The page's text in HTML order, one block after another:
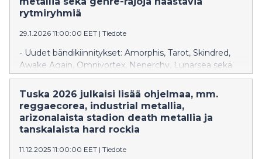
rytmiryhmiä
29.1.2026 11:00:00 EET | Tiedote
- Uudet bändikiinnitykset: Amorphis, Tarot, Skindred,
Awake Again, Omnivortex, Nenerchy, Lunarsea sekä
Tuska KVLT -yhtyeet Ashes of Perishing, JellyDixx,
Scythe of Sorrow, Despiser, Dying Reverie, Shere
Khan, NITRIK ja Suicide Chain - Tuska Suvilahdessa 26.–
28.6.202
Tuska 2026 julkaisi lisää ohjelmaa, mm.
reggaecorea, industrial metallia,
arizonalaista stadion death metallia ja
tanskalaista hard rockia
11.12.2025 11:00:00 EET | Tiedote